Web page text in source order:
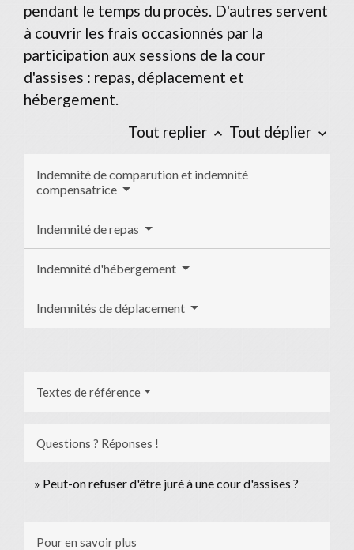
pendant le temps du procès. D'autres servent
à couvrir les frais occasionnés par la
participation aux sessions de la cour
d'assises : repas, déplacement et
hébergement.
Tout replier keyboard_arrow_up Tout déplier keyboard_arrow_down
Indemnité de comparution et indemnité
compensatrice
Indemnité de repas
Indemnité d'hébergement
Indemnités de déplacement
Textes de référence
Questions ? Réponses !
Peut-on refuser d'être juré à une cour d'assises ?
Pour en savoir plus